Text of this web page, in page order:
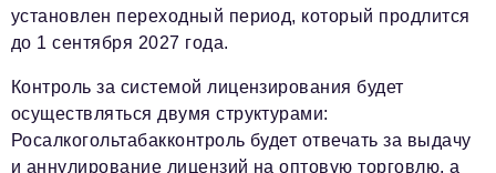
установлен переходный период, который продлится
до 1 сентября 2027 года.
Контроль за системой лицензирования будет
осуществляться двумя структурами:
Росалкогольтабакконтроль будет отвечать за выдачу
и аннулирование лицензий на оптовую торговлю, а